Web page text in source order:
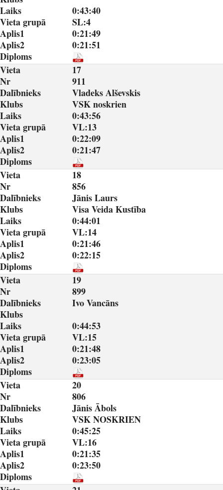
Laiks
0:43:40
Vieta grupā
SL:4
Aplis1
0:21:49
Aplis2
0:21:51
Diploms
Vieta
17
Nr
911
Dalībnieks
Vladeks Alševskis
Klubs
VSK noskrien
Laiks
0:43:56
Vieta grupā
VL:13
Aplis1
0:22:09
Aplis2
0:21:47
Diploms
Vieta
18
Nr
856
Dalībnieks
Jānis Laurs
Klubs
Visa Veida Kustība
Laiks
0:44:01
Vieta grupā
VL:14
Aplis1
0:21:46
Aplis2
0:22:15
Diploms
Vieta
19
Nr
899
Dalībnieks
Ivo Vancāns
Klubs
Laiks
0:44:53
Vieta grupā
VL:15
Aplis1
0:21:48
Aplis2
0:23:05
Diploms
Vieta
20
Nr
806
Dalībnieks
Jānis Ābols
Klubs
VSK NOSKRIEN
Laiks
0:45:25
Vieta grupā
VL:16
Aplis1
0:21:35
Aplis2
0:23:50
Diploms